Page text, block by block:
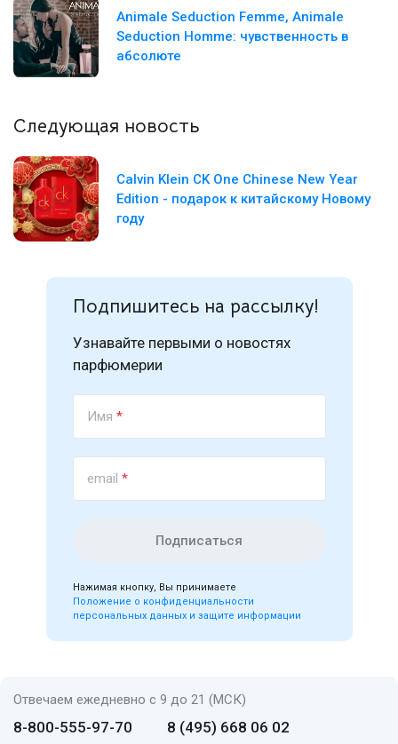
Animale Seduction Femme, Animale
Seduction Homme: чувственность в
абсолюте
Следующая новость
Calvin Klein CK One Chinese New Year
Edition - подарок к китайскому Новому
году
Подпишитесь на рассылку!
Узнавайте первыми о новостях
парфюмерии
Имя *
email *
Подписаться
Нажимая кнопку, Вы принимаете
Положение о конфиденциальности
персональных данных и защите информации
Отвечаем ежедневно с 9 до 21 (МСК)
8-800-555-97-70 8 (495) 668 06 02